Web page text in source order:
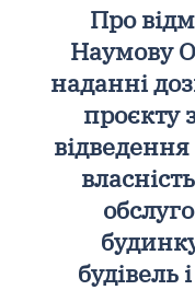
Про
Наумову
наданні
проєкту
будівель